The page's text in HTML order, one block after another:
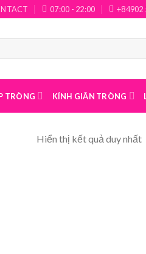
07:00 - 22:00 +84902
TRÒNG KÍNH GIÃN TRÒNG
Hiển thị kết quả duy nhất